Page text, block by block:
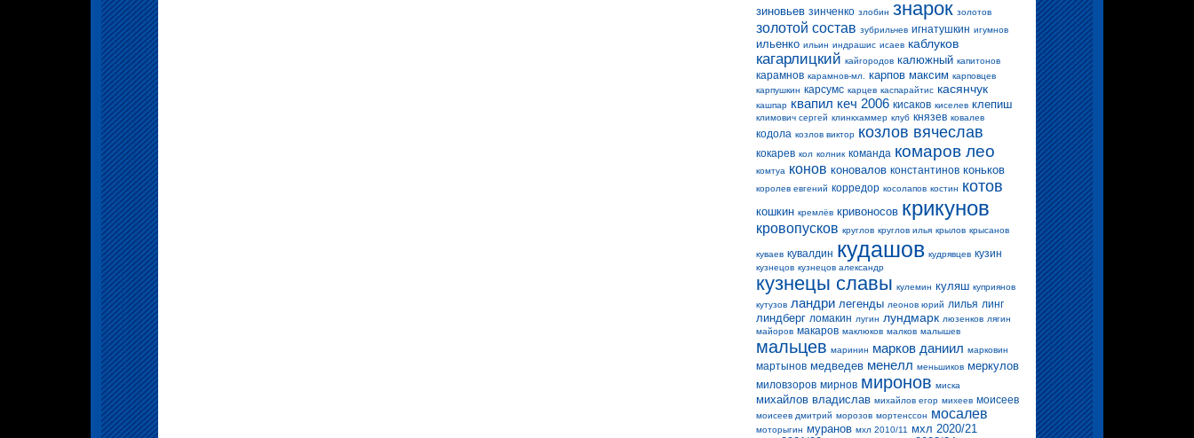
зиновьев зинченко злобин знарок золотов
золотой состав зубрильчев игнатушкин игумнов
ильенко ильин индрашис исаев каблуков
кагарлицкий кайгородов калюжный капитонов
карамнов карамнов-мл. карпов максим карповцев
карпушкин карсумс карцев каспарайтис касянчук
кашпар квапил кеч 2006 кисаков киселев клепиш
климович сергей клинкхаммер клуб князев ковалев
кодола козлов виктор козлов вячеслав
кокарев кол колник команда комаров лео
комтуа конов коновалов константинов коньков
королев евгений корредор косолапов костин котов
кошкин кремлёв кривоносов крикунов
кровопусков круглов круглов илья крылов крысанов
куваев кувалдин кудашов кудрявцев кузин
кузнецов кузнецов александр
кузнецы славы кулемин куляш куприянов
кутузов ландри легенды леонов юрий лилья линг
линдберг ломакин лугин лундмарк люзенков лягин
майоров макаров маклюков малков малышев
мальцев маринин марков даниил марковин
мартынов медведев менелл меньшиков меркулов
миловзоров мирнов миронов миска
михайлов владислав михайлов егор михеев моисеев
моисеев дмитрий морозов мортенссон мосалев
моторыгин муранов мхл 2010/11 мхл 2020/21